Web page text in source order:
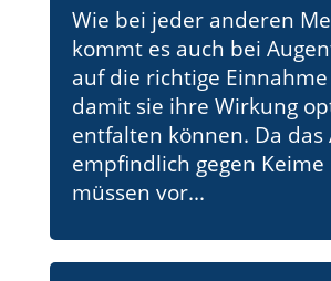
Wie bei jeder anderen
kommt es auch bei
auf die richtige
damit sie ihre Wirkung
entfalten können. Da das
empfindlich gegen Keime
müssen vor...